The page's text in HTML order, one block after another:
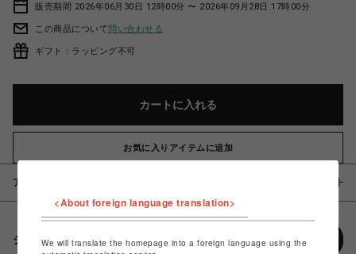
販売期間 2026年06月30日 12時00分 〜 2026年09月28日 17時00分
この商品について問い合わせる
ギフト：ラッピング不可
カートに入れる
お気に入りアイテムに追加
アイテム説明 / 素材
シェアする
<About foreign language translation>
We will translate the homepage into a foreign language using the